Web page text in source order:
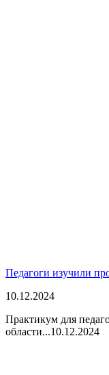
Педагоги изучили
10.12.2024
Практикум для
области...10.12.2024